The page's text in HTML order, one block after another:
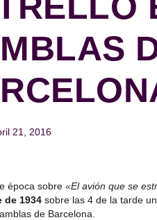
21, 2016
época sobre «El avión que se
de 1934 sobre las 4 de la tarde
de Barcelona.